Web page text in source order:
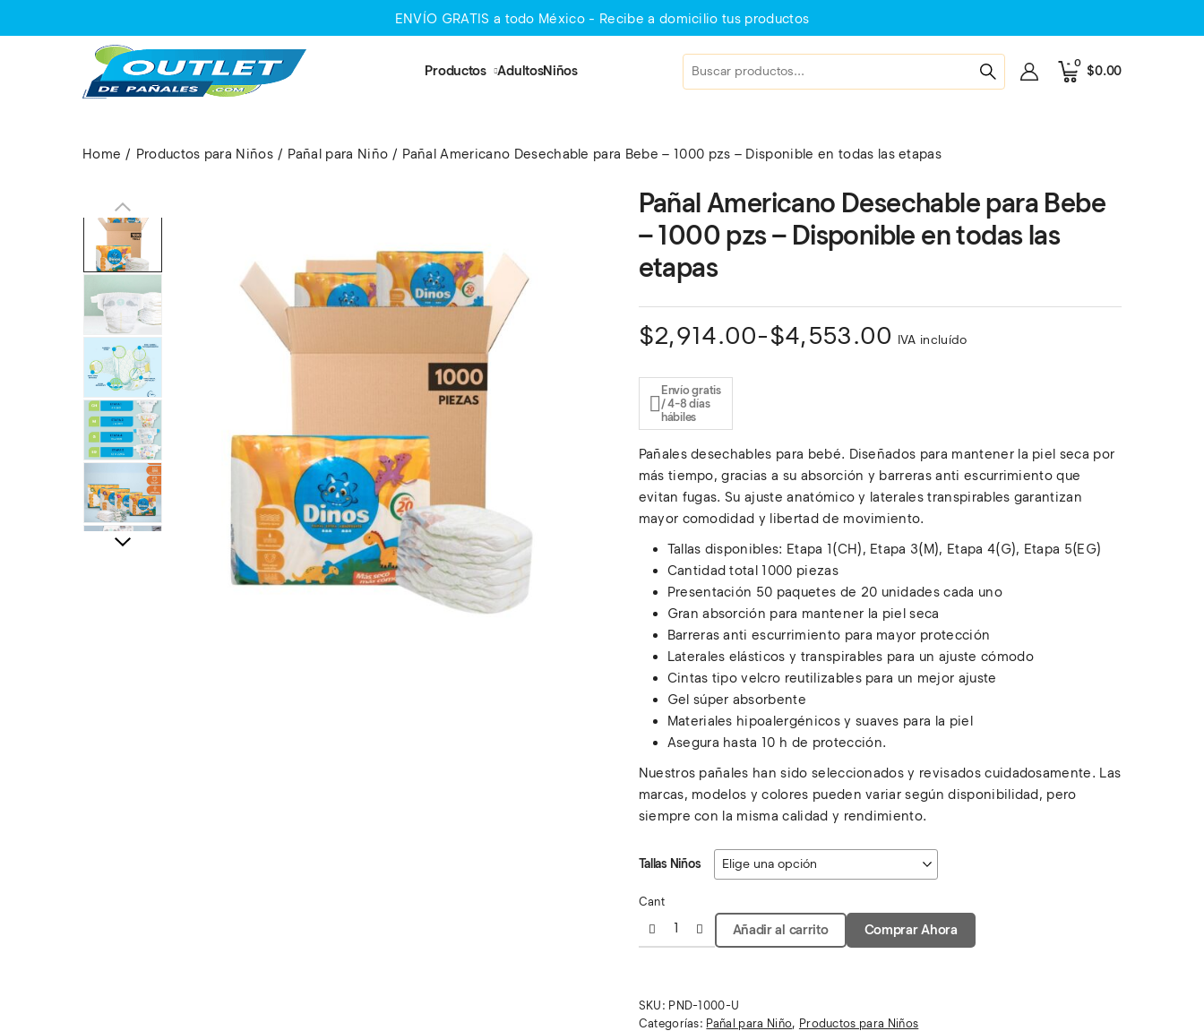
ENVÍO GRATIS a todo México - Recibe a domicilio tus productos
$0.00
0
Productos AdultosNiños
Home Productos para Niños Pañal para Niño Pañal Americano Desechable para Bebe – 1000 pzs – Disponible en todas las etapas
Pañal Americano Desechable para Bebe
– 1000 pzs – Disponible en todas las
etapas
$2,914.00-$4,553.00
Rango
precios:
desde
$2,914.00
hasta
$4,553.00
IVA incluído
Envío gratis
/ 4-8 días
hábiles
Pañales desechables para bebé. Diseñados para mantener la piel seca por
más tiempo, gracias a su absorción y barreras anti escurrimiento que
evitan fugas. Su ajuste anatómico y laterales transpirables garantizan
mayor comodidad y libertad de movimiento.
Tallas disponibles: Etapa 1(CH), Etapa 3(M), Etapa 4(G), Etapa 5(EG)
Cantidad total 1000 piezas
Presentación 50 paquetes de 20 unidades cada uno
Gran absorción para mantener la piel seca
Barreras anti escurrimiento para mayor protección
Laterales elásticos y transpirables para un ajuste cómodo
Cintas tipo velcro reutilizables para un mejor ajuste
Gel súper absorbente
Materiales hipoalergénicos y suaves para la piel
Asegura hasta 10 h de protección.
Nuestros pañales han sido seleccionados y revisados cuidadosamente. Las
marcas, modelos y colores pueden variar según disponibilidad, pero
siempre con la misma calidad y rendimiento.
Tallas Niños
Cant
Añadir al carrito Comprar Ahora
SKU: PND-1000-U
Categorías: Pañal para Niño, Productos para Niños